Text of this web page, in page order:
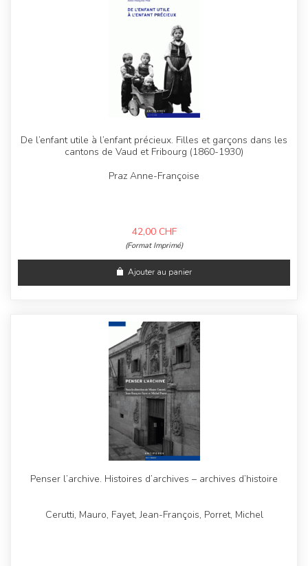
De l’enfant utile à l’enfant précieux. Filles et garçons dans les
cantons de Vaud et Fribourg (1860-1930)
Praz Anne-Françoise
42,00 CHF
(Format Imprimé)
Ajouter au panier
Penser l’archive. Histoires d’archives – archives d’histoire
Cerutti, Mauro, Fayet, Jean-François, Porret, Michel